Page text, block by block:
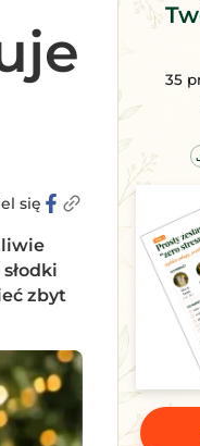
się
zbyt
35